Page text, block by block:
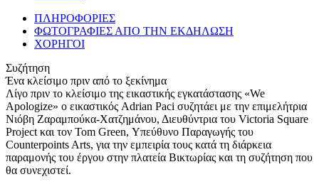
ΠΛΗΡΟΦΟΡΙΕΣ
ΦΩΤΟΓΡΑΦΙΕΣ ΑΠΟ ΤΗΝ ΕΚΔΗΛΩΣΗ
ΧΟΡΗΓΟΙ
Συζήτηση
Ένα κλείσιμο πριν από το ξεκίνημα
Λίγο πριν το κλείσιμο της εικαστικής εγκατάστασης «We
Apologize» o εικαστικός Adrian Paci συζητάει με την επιμελήτρια
Νιόβη Ζαραμπούκα-Χατζημάνου, Διευθύντρια του Victoria Square
Project και τον Tom Green, Υπεύθυνο Παραγωγής του
Counterpoints Arts, για την εμπειρία τους κατά τη διάρκεια
παραμονής του έργου στην πλατεία Βικτωρίας και τη συζήτηση που
θα συνεχιστεί.